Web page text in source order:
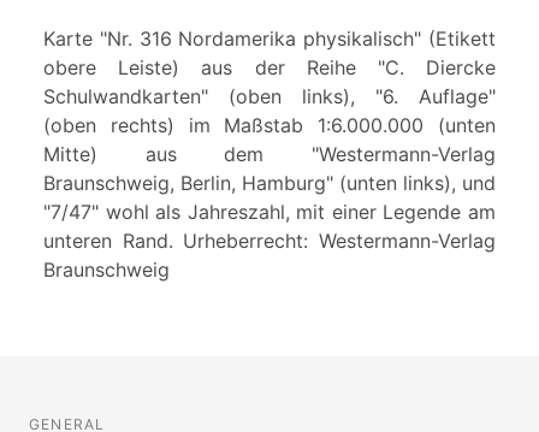
Karte "Nr. 316 Nordamerika physikalisch" (Etikett
obere Leiste) aus der Reihe "C. Diercke
Schulwandkarten" (oben links), "6. Auflage"
(oben rechts) im Maßstab 1:6.000.000 (unten
Mitte) aus dem "Westermann-Verlag
Braunschweig, Berlin, Hamburg" (unten links), und
"7/47" wohl als Jahreszahl, mit einer Legende am
unteren Rand. Urheberrecht: Westermann-Verlag
Braunschweig
GENERAL